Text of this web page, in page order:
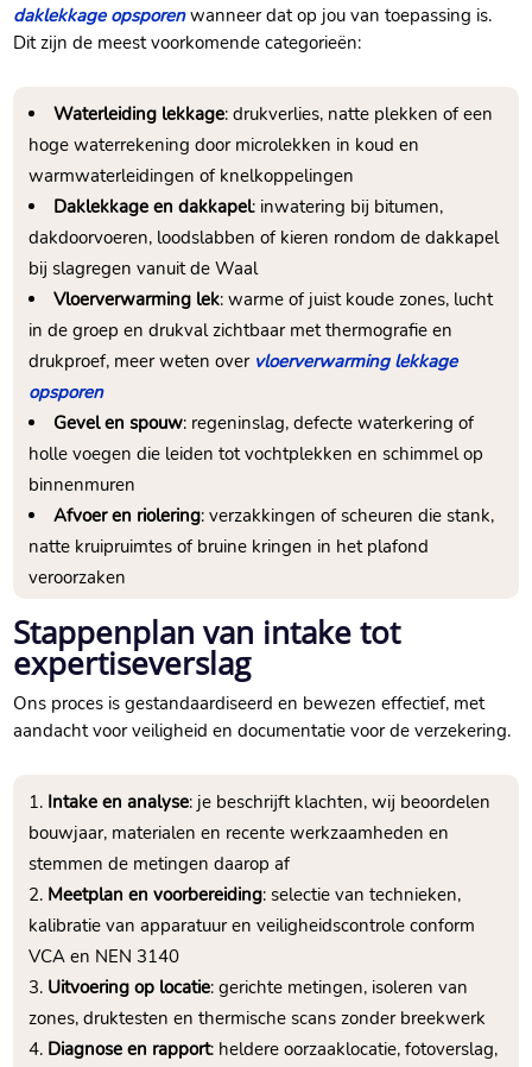
daklekkage opsporenwanneer dat op jou van toepassing is.
Dit zijn de meest voorkomende categorieën:
Waterleiding lekkage: drukverlies, natte plekken of een
hoge waterrekening door microlekken in koud en
warmwaterleidingen of knelkoppelingen
Daklekkage en dakkapel: inwatering bij bitumen,
dakdoorvoeren, loodslabben of kieren rondom de dakkapel
bij slagregen vanuit de Waal
Vloerverwarming lek: warme of juist koude zones, lucht
in de groep en drukval zichtbaar met thermografie en
drukproef, meer weten over vloerverwarming lekkage
opsporen
Gevel en spouw: regeninslag, defecte waterkering of
holle voegen die leiden tot vochtplekken en schimmel op
binnenmuren
Afvoer en riolering: verzakkingen of scheuren die stank,
natte kruipruimtes of bruine kringen in het plafond
veroorzaken
Stappenplan van intake tot
expertiseverslag
Ons proces is gestandaardiseerd en bewezen effectief, met
aandacht voor veiligheid en documentatie voor de verzekering.
Intake en analyse: je beschrijft klachten, wij beoordelen
bouwjaar, materialen en recente werkzaamheden en
stemmen de metingen daarop af
Meetplan en voorbereiding: selectie van technieken,
kalibratie van apparatuur en veiligheidscontrole conform
VCA en NEN 3140
Uitvoering op locatie: gerichte metingen, isoleren van
zones, druktesten en thermische scans zonder breekwerk
Diagnose en rapport: heldere oorzaaklocatie, fotoverslag,